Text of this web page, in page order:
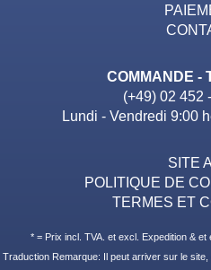
COMMANDE -
(+49) 02 452
Lundi - Vendredi 9:00
SITE
POLITIQUE DE
TERMES ET
* = Prix incl. TVA. et excl. Expedition & et
Traduction Remarque: Il peut arriver sur le